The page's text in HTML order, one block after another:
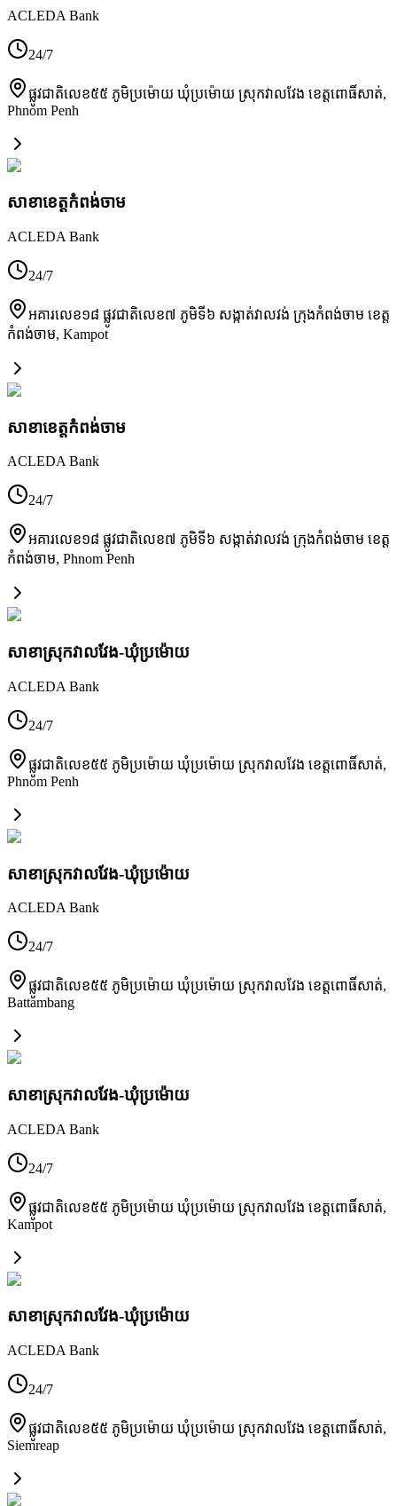
ACLEDA Bank
24/7
ផ្លូវជាតិលេខ៥៥ ភូមិប្រម៉ោយ ឃុំប្រម៉ោយ ស្រុកវាលវែង ខេត្តពោធិ៍សាត់,
Phnom Penh
សាខា​ខេត្តកំពង់ចាម
ACLEDA Bank
24/7
អគារលេខ១៨ ផ្លូវជាតិលេខ៧ ភូមិទី៦ សង្កាត់វាលវង់ ក្រុងកំពង់ចាម ខេត្ត
កំពង់ចាម, Kampot
សាខា​ខេត្តកំពង់ចាម
ACLEDA Bank
24/7
អគារលេខ១៨ ផ្លូវជាតិលេខ៧ ភូមិទី៦ សង្កាត់វាលវង់ ក្រុងកំពង់ចាម ខេត្ត
កំពង់ចាម, Phnom Penh
សាខាស្រុកវាលវែង-ឃុំប្រម៉ោយ
ACLEDA Bank
24/7
ផ្លូវជាតិលេខ៥៥ ភូមិប្រម៉ោយ ឃុំប្រម៉ោយ ស្រុកវាលវែង ខេត្តពោធិ៍សាត់,
Phnom Penh
សាខាស្រុកវាលវែង-ឃុំប្រម៉ោយ
ACLEDA Bank
24/7
ផ្លូវជាតិលេខ៥៥ ភូមិប្រម៉ោយ ឃុំប្រម៉ោយ ស្រុកវាលវែង ខេត្តពោធិ៍សាត់,
Battambang
សាខាស្រុកវាលវែង-ឃុំប្រម៉ោយ
ACLEDA Bank
24/7
ផ្លូវជាតិលេខ៥៥ ភូមិប្រម៉ោយ ឃុំប្រម៉ោយ ស្រុកវាលវែង ខេត្តពោធិ៍សាត់,
Kampot
សាខាស្រុកវាលវែង-ឃុំប្រម៉ោយ
ACLEDA Bank
24/7
ផ្លូវជាតិលេខ៥៥ ភូមិប្រម៉ោយ ឃុំប្រម៉ោយ ស្រុកវាលវែង ខេត្តពោធិ៍សាត់,
Siemreap